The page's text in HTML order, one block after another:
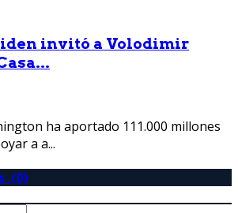
invitó a Volodimir
ha aportado 111.000 millones
a a...
(0)